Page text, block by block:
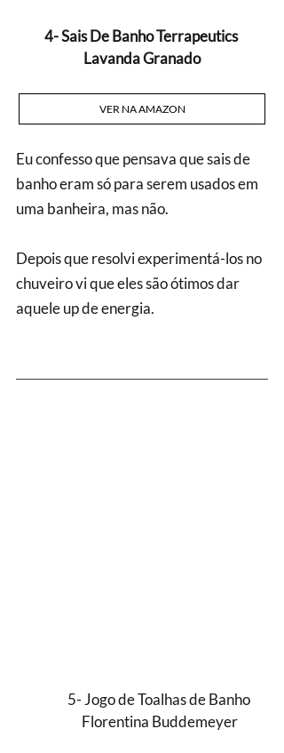
4- Sais De Banho Terrapeutics
Lavanda Granado
VER NA AMAZON
Eu confesso que pensava que sais de
banho eram só para serem usados em
uma banheira, mas não.
Depois que resolvi experimentá-los no
chuveiro vi que eles são ótimos dar
aquele up de energia.
5- Jogo de Toalhas de Banho
Florentina Buddemeyer